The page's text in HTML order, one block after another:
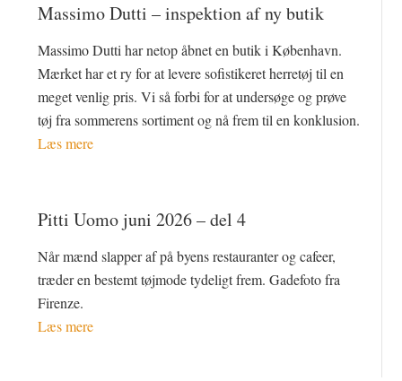
Massimo Dutti – inspektion af ny butik
Massimo Dutti har netop åbnet en butik i København.
Mærket har et ry for at levere sofistikeret herretøj til en
meget venlig pris. Vi så forbi for at undersøge og prøve
tøj fra sommerens sortiment og nå frem til en konklusion.
Læs mere
Pitti Uomo juni 2026 – del 4
Når mænd slapper af på byens restauranter og cafeer,
træder en bestemt tøjmode tydeligt frem. Gadefoto fra
Firenze.
Læs mere